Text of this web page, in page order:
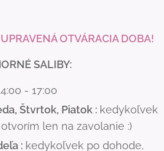
OTVÁRACIA DOBA!
SALIBY:
- 17:00
Štvrtok, Piatok : kedykoľvek
len na zavolanie :)
: kedykoľvek po dohode,